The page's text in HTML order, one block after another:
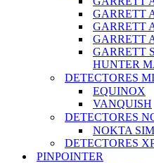
GARRETT
GARRETT
GARRETT
GARRETT
HUNTER
DETECTORES
EQUINOX
VANQUISH
DETECTORES
NOKTA
DETECTORES
PINPOINTER